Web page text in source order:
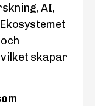
AI,
skapar